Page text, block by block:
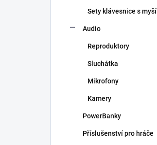
Sety klávesnice s myší
Audio
Reproduktory
Sluchátka
Mikrofony
Kamery
PowerBanky
Příslušenství pro hráče